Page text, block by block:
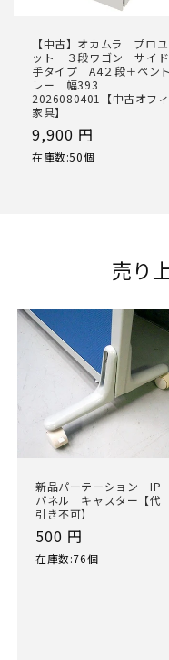
【中古】オカムラ プロ
ット ３段ワゴン サイ
手タイプ A4２段＋ペント
レー 幅393
2026080401【中古オフ
家具】
通
常
9,900 円
在庫数:50個
売り
新品パーテーション IP
パネル キャスター【代
引き不可】
通
常
500 円
在庫数:76個